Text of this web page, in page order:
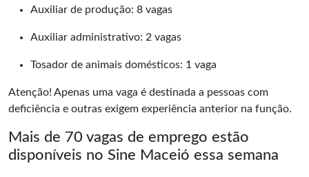
Auxiliar de produção: 8 vagas
Auxiliar administrativo: 2 vagas
Tosador de animais domésticos: 1 vaga
Atenção! Apenas uma vaga é destinada a pessoas com
deficiência e outras exigem experiência anterior na função.
Mais de 70 vagas de emprego estão
disponíveis no Sine Maceió essa semana